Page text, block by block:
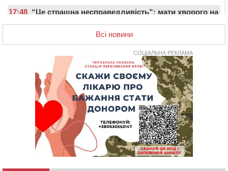
17:48 “Це страшна несправедливість”: мати хворого на
ОВА виділити кошти на дороговартісні ліки
17:15 На Уманщині судитимуть колишню очільницю відділу
освіти через закупівлю електрики за завищеною
У Черкасах провели в останню путь двох
загиблих воїнів
До 1 вересня у Черкасах оновлюють дорожню
розмітку біля навчальних закладів (ФОТОФАКТ)
На честь загиблого захисника і чемпіона світу в
Черкасах відкрили спортивно-реабілітаційний центр
На Звенигородщині, попри заборону міськради,
Всі новини
СОЦІАЛЬНА РЕКЛАМА